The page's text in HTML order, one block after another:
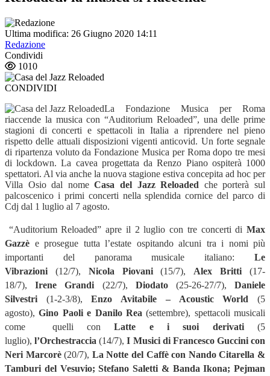
Ultima modifica: 26 Giugno 2020 14:11
Redazione
Condividi
1010
CONDIVIDI
La Fondazione Musica per Roma
riaccende la musica con “Auditorium Reloaded”, una delle prime
stagioni di concerti e spettacoli in Italia a riprendere nel pieno
rispetto delle attuali disposizioni vigenti anticovid. Un forte segnale
di ripartenza voluto da Fondazione Musica per Roma dopo tre mesi
di lockdown. La cavea progettata da Renzo Piano ospiterà 1000
spettatori. Al via anche la nuova stagione estiva concepita ad hoc per
Villa Osio dal nomeCasa del Jazz Reloaded che porterà sul
palcoscenico i primi concerti nella splendida cornice del parco di
Cdj dal 1 luglio al 7 agosto.
“Auditorium Reloaded” apre il 2 lugliocon tre concerti diMax
Gazzè e prosegue tutta l’estate ospitando alcuni tra i nomi più
importanti del panorama musicale italiano: Le
Vibrazioni (12/7), Nicola Piovani(15/7), Alex Britti (17-
18/7),Irene Grandi (22/7), Diodato(25-26-27/7),Daniele
Silvestri (1-2-3/8),Enzo Avitabile – Acoustic World (5
agosto),Gino Paoli e Danilo Rea(settembre), spettacoli musicali
come quelli conLatte e i suoi derivati(5
luglio),l’Orchestraccia (14/7),I Musici di Francesco Guccini con
Neri Marcorè(20/7), La Notte del Caffè con Nando Citarella &
Tamburi del Vesuvio; Stefano Saletti & Banda Ikona; Pejman